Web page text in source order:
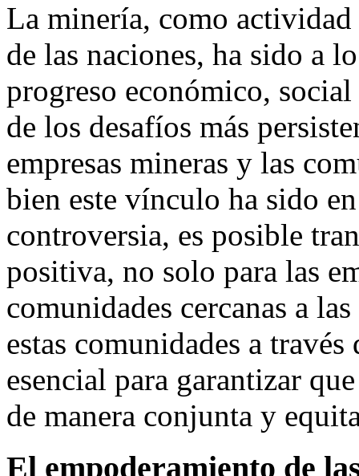
La minería, como
de las naciones, ha sido a
progreso económico,
de los desafíos más
empresas mineras y las
bien este vínculo ha sido
controversia, es posible
positiva, no solo para las
comunidades cercanas a
estas comunidades a
esencial para garantizar
de manera conjunta y
El empoderamiento de